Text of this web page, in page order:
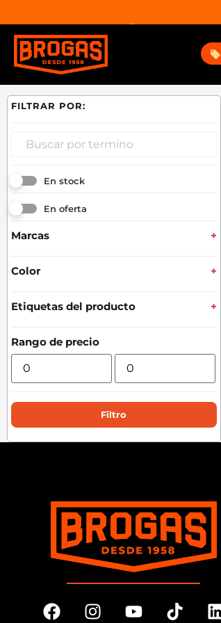
En stock
En oferta
Marcas +
Color +
Etiquetas del producto +
Rango de precio
Filtro